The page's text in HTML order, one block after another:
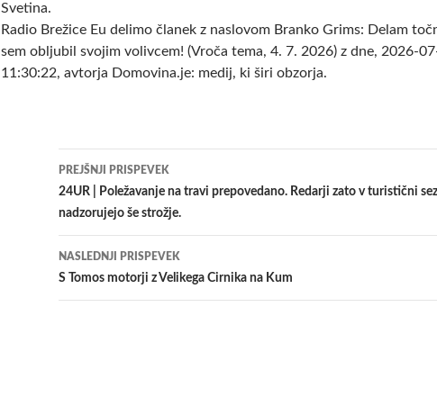
Svetina.
Radio Brežice Eu delimo članek z naslovom Branko Grims: Delam
sem obljubil svojim volivcem! (Vroča tema, 4. 7. 2026) z dne, 2026-
11:30:22, avtorja Domovina.je: medij, ki širi obzorja.
Krmarjenje
po
prispevkih
PREJŠNJI PRISPEVEK
24UR | Poležavanje na travi prepovedano. Redarji zato v turistični
nadzorujejo še strožje.
NASLEDNJI PRISPEVEK
S Tomos motorji z Velikega Cirnika na Kum